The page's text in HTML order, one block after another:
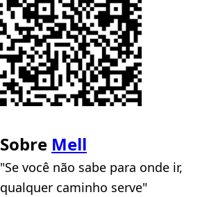
Sobre Mell
"Se você não sabe para onde ir,
qualquer caminho serve"